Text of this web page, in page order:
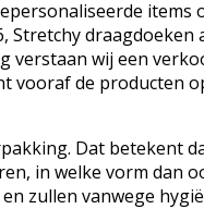
Stretchy
wij een
vooraf de producten
Dat betekent
in welke vorm dan
zullen vanwege